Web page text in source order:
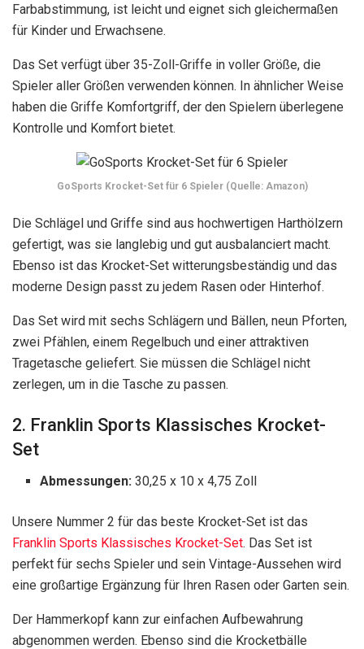
Farbabstimmung, ist leicht und eignet sich gleichermaßen
für Kinder und Erwachsene.
Das Set verfügt über 35-Zoll-Griffe in voller Größe, die
Spieler aller Größen verwenden können. In ähnlicher Weise
haben die Griffe Komfortgriff, der den Spielern überlegene
Kontrolle und Komfort bietet.
GoSports Krocket-Set für 6 Spieler (Quelle: Amazon)
Die Schlägel und Griffe sind aus hochwertigen Harthölzern
gefertigt, was sie langlebig und gut ausbalanciert macht.
Ebenso ist das Krocket-Set witterungsbeständig und das
moderne Design passt zu jedem Rasen oder Hinterhof.
Das Set wird mit sechs Schlägern und Bällen, neun Pforten,
zwei Pfählen, einem Regelbuch und einer attraktiven
Tragetasche geliefert. Sie müssen die Schlägel nicht
zerlegen, um in die Tasche zu passen.
2. Franklin Sports Klassisches Krocket-
Set
Abmessungen: 30,25 x 10 x 4,75 Zoll
Unsere Nummer 2 für das beste Krocket-Set ist das
Franklin Sports Klassisches Krocket-Set. Das Set ist
perfekt für sechs Spieler und sein Vintage-Aussehen wird
eine großartige Ergänzung für Ihren Rasen oder Garten sein.
Der Hammerkopf kann zur einfachen Aufbewahrung
abgenommen werden. Ebenso sind die Krocketbälle